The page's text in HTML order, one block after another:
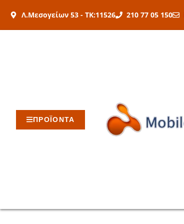
στο
Λ.Μεσογείων 53 - ΤΚ:11526 210 77 05 150
ΠΡΟΪΟΝΤΑ